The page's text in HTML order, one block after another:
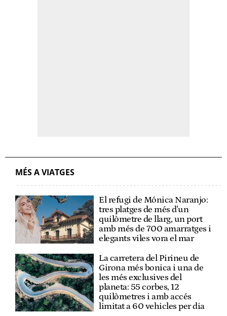
MÉS A VIATGES
El refugi de Mónica Naranjo:
tres platges de més d'un
quilòmetre de llarg, un port
amb més de 700 amarratges i
elegants viles vora el mar
La carretera del Pirineu de
Girona més bonica i una de
les més exclusives del
planeta: 55 corbes, 12
quilòmetres i amb accés
limitat a 60 vehicles per dia